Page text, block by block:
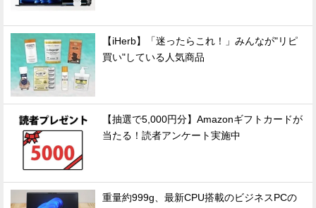
【iHerb】「迷ったらこれ！」みんなが"リピ
買い"している人気商品
【抽選で5,000円分】Amazonギフトカードが
当たる！読者アンケート実施中
重量約999g、最新CPU搭載のビジネスPCの